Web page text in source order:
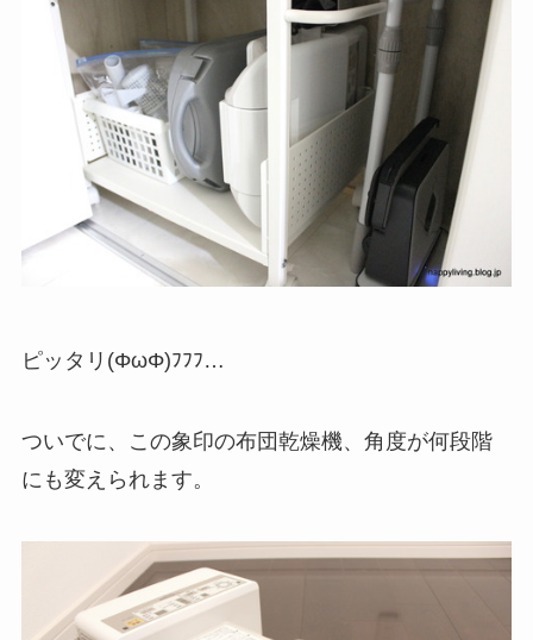
ピッタリ(ΦωΦ)ﾌﾌﾌ…
ついでに、この象印の布団乾燥機、角度が何段階
にも変えられます。